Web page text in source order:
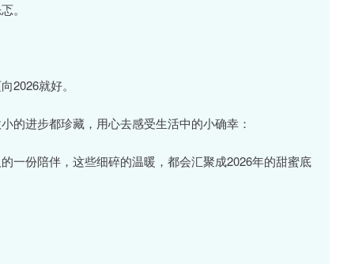
。
2026就好。
的进步都珍藏，用心去感受生活中的小确幸：
一份陪伴，这些细碎的温暖，都会汇聚成2026年的甜蜜底